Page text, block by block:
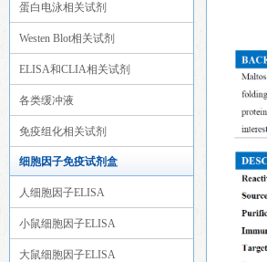
蛋白电泳相关试剂
Westen Blot相关试剂
ELISA和CLIA相关试剂
各类缓冲液
免疫组化相关试剂
细胞因子免疫试剂盒
人细胞因子ELISA
小鼠细胞因子ELISA
大鼠细胞因子ELISA